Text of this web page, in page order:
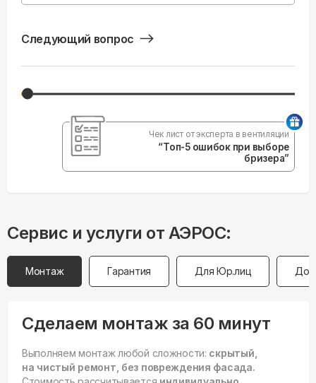
Следующий вопрос
Чек лист от эксперта в вентиляции
“Топ-5 ошибок при выборе
бризера”
Сервис и услуги от АЭРОС:
Монтаж Гарантия Для Юр.лиц
Сделаем монтаж за 60 минут
Выполняем монтаж любой сложности: скрытый,
на чистый ремонт, без повреждения фасада.